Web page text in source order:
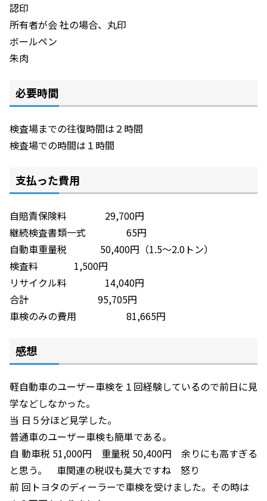
認印
所有者が会 社の場合、丸印
ボールペン
朱肉
必要時間
検査場までの往復時間は２時間
検査場での時間は１時間
支払った費用
自賠責保険料 29,700円
継続検査書類一式 65円
自動車重量税 50,400円（1.5～2.0トン）
検査料 1,500円
リサイクル料 14,040円
合計 95,705円
車検のみの費用 81,665円
感想
軽自動車のユーザー車検を１回経験しているので前日に見
学などしなかった。
当 日５分ほど見学した。
普通車のユーザー車検も簡単である。
自 動車税 51,000円 重量税 50,400円 余りにも高すぎる
と思う。 車関連の税収も莫大ですね 怒り
前 回トヨタのディーラーで車検を受けました。その時は